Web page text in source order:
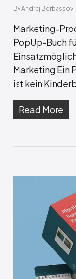
ByAndrej Berbassov
Marketing-
PopUp-Buch
Marketing Ein
ist kein
Read More